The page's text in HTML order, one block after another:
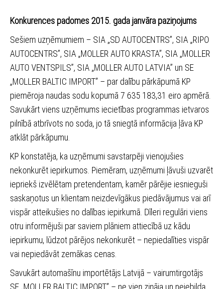
Konkurences padomes 2015. gada janvāra paziņojums
Sešiem uzņēmumiem – SIA „SD AUTOCENTRS”, SIA „RIPO
AUTOCENTRS”, SIA „MOLLER AUTO KRASTA”, SIA „MOLLER
AUTO VENTSPILS”, SIA „MOLLER AUTO LATVIA” un SE
„MOLLER BALTIC IMPORT” – par dalību pārkāpumā KP
piemēroja naudas sodu kopumā 7 635 183,31 eiro apmērā.
Savukārt viens uzņēmums iecietības programmas ietvaros
pilnībā atbrīvots no soda, jo tā sniegtā informācija ļāva KP
atklāt pārkāpumu.
KP konstatēja, ka uzņēmumi savstarpēji vienojušies
nekonkurēt iepirkumos. Piemēram, uzņēmumi ļāvuši uzvarēt
iepriekš izvēlētam pretendentam, kamēr pārējie iesnieguši
saskaņotus un klientam neizdevīgākus piedāvājumus vai arī
vispār atteikušies no dalības iepirkumā. Dīleri regulāri viens
otru informējuši par saviem plāniem attiecībā uz kādu
iepirkumu, lūdzot pārējos nekonkurēt – nepiedalīties vispār
vai nepiedāvāt zemākas cenas.
Savukārt automašīnu importētājs Latvijā – vairumtirgotājs
SE „MOLLER BALTIC IMPORT” – ne vien zināja un neiebilda